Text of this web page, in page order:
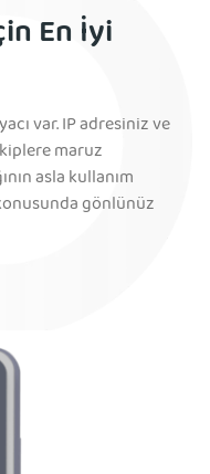
En İyi
var. IP adresiniz ve
maruz
asla kullanım
gönlünüz